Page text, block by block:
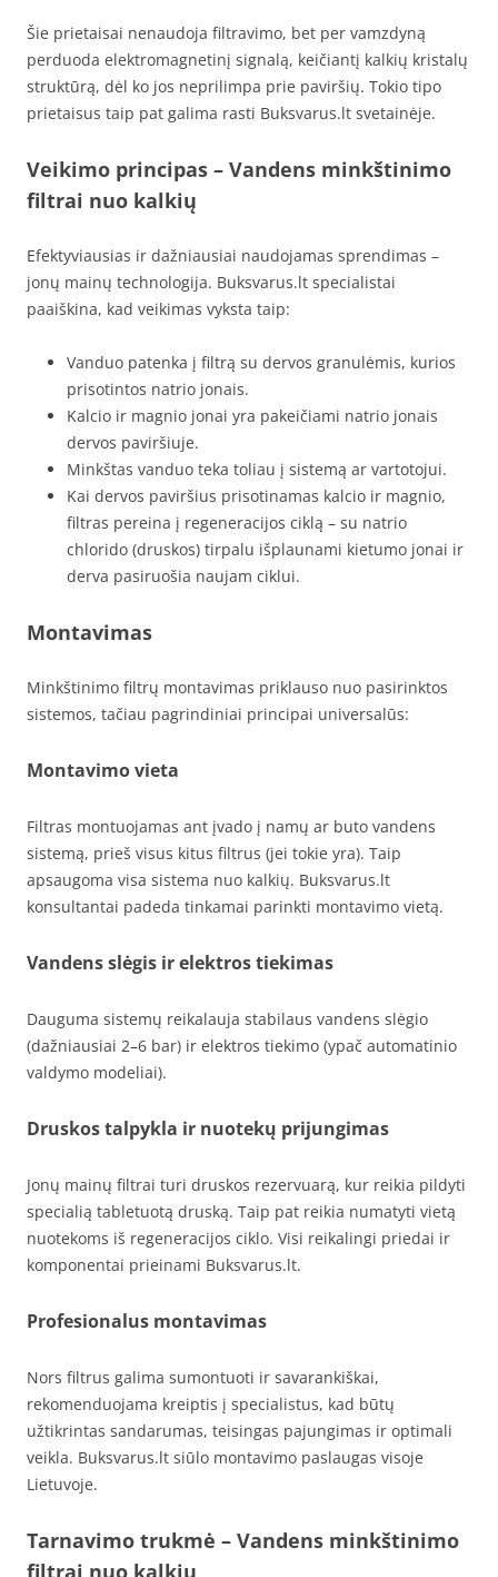
Šie prietaisai nenaudoja filtravimo, bet per vamzdyną
perduoda elektromagnetinį signalą, keičiantį kalkių kristalų
struktūrą, dėl ko jos neprilimpa prie paviršių. Tokio tipo
prietaisus taip pat galima rasti Buksvarus.lt svetainėje.
Veikimo principas – Vandens minkštinimo
filtrai nuo kalkių
Efektyviausias ir dažniausiai naudojamas sprendimas –
jonų mainų technologija. Buksvarus.lt specialistai
paaiškina, kad veikimas vyksta taip:
Vanduo patenka į filtrą su dervos granulėmis, kurios
prisotintos natrio jonais.
Kalcio ir magnio jonai yra pakeičiami natrio jonais
dervos paviršiuje.
Minkštas vanduo teka toliau į sistemą ar vartotojui.
Kai dervos paviršius prisotinamas kalcio ir magnio,
filtras pereina į regeneracijos ciklą – su natrio
chlorido (druskos) tirpalu išplaunami kietumo jonai ir
derva pasiruošia naujam ciklui.
Montavimas
Minkštinimo filtrų montavimas priklauso nuo pasirinktos
sistemos, tačiau pagrindiniai principai universalūs:
Montavimo vieta
Filtras montuojamas ant įvado į namų ar buto vandens
sistemą, prieš visus kitus filtrus (jei tokie yra). Taip
apsaugoma visa sistema nuo kalkių. Buksvarus.lt
konsultantai padeda tinkamai parinkti montavimo vietą.
Vandens slėgis ir elektros tiekimas
Dauguma sistemų reikalauja stabilaus vandens slėgio
(dažniausiai 2–6 bar) ir elektros tiekimo (ypač automatinio
valdymo modeliai).
Druskos talpykla ir nuotekų prijungimas
Jonų mainų filtrai turi druskos rezervuarą, kur reikia pildyti
specialią tabletuotą druską. Taip pat reikia numatyti vietą
nuotekoms iš regeneracijos ciklo. Visi reikalingi priedai ir
komponentai prieinami Buksvarus.lt.
Profesionalus montavimas
Nors filtrus galima sumontuoti ir savarankiškai,
rekomenduojama kreiptis į specialistus, kad būtų
užtikrintas sandarumas, teisingas pajungimas ir optimali
veikla. Buksvarus.lt siūlo montavimo paslaugas visoje
Lietuvoje.
Tarnavimo trukmė – Vandens minkštinimo
filtrai nuo kalkių